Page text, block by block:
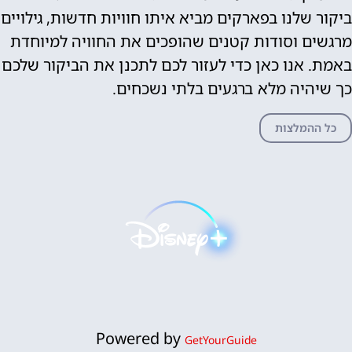
ביקור שלנו בפארקים מביא איתו חוויות חדשות, גילויים
מרגשים וסודות קטנים שהופכים את החוויה למיוחדת
באמת. אנו כאן כדי לעזור לכם לתכנן את הביקור שלכם
כך שיהיה מלא ברגעים בלתי נשכחים.
כל ההמלצות
Powered by GetYourGuide